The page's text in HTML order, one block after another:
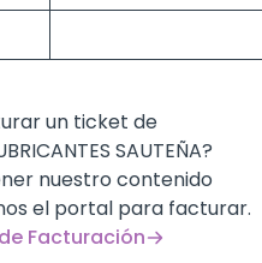
un ticket de
SAUTEÑA?
nuestro contenido
el portal para facturar.
Facturación